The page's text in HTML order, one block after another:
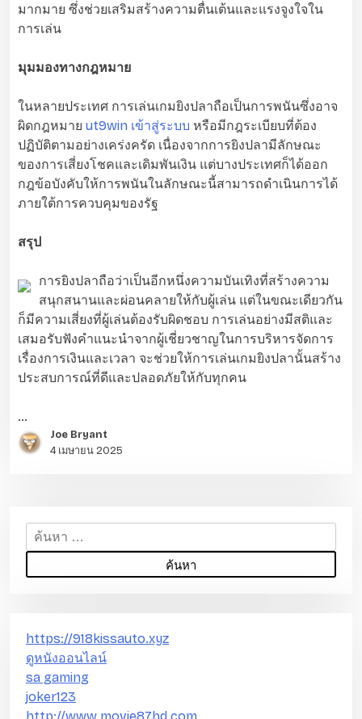
มากมาย ซึ่งช่วยเสริมสร้างความตื่นเต้นและแรงจูงใจใน
การเล่น
มุมมองทางกฎหมาย
ในหลายประเทศ การเล่นเกมยิงปลาถือเป็นการพนันซึ่งอาจ
ผิดกฎหมาย ut9win เข้าสู่ระบบ หรือมีกฎระเบียบที่ต้อง
ปฏิบัติตามอย่างเคร่งครัด เนื่องจากการยิงปลามีลักษณะ
ของการเสี่ยงโชคและเดิมพันเงิน แต่บางประเทศก็ได้ออก
กฎข้อบังคับให้การพนันในลักษณะนี้สามารถดำเนินการได้
ภายใต้การควบคุมของรัฐ
สรุป
การยิงปลาถือว่าเป็นอีกหนึ่งความบันเทิงที่สร้างความ
สนุกสนานและผ่อนคลายให้กับผู้เล่น แต่ในขณะเดียวกัน
ก็มีความเสี่ยงที่ผู้เล่นต้องรับผิดชอบ การเล่นอย่างมีสติและ
เสมอรับฟังคำแนะนำจากผู้เชี่ยวชาญในการบริหารจัดการ
เรื่องการเงินและเวลา จะช่วยให้การเล่นเกมยิงปลานั้นสร้าง
ประสบการณ์ที่ดีและปลอดภัยให้กับทุกคน
…
Joe Bryant
4 เมษายน 2025
น
รั
บ
:
https://918kissauto.xyz
ดูหนังออนไลน์
sa gaming
joker123